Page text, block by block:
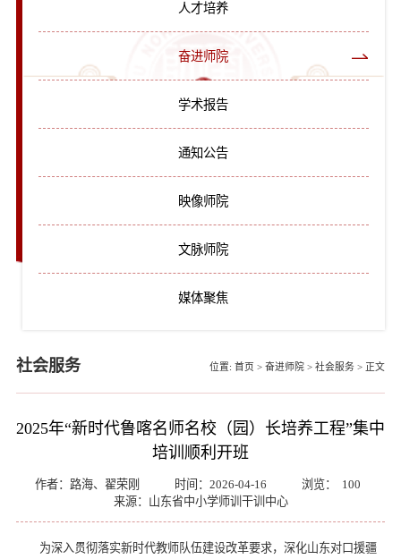
人才培养
奋进师院
学术报告
通知公告
映像师院
文脉师院
媒体聚焦
社会服务 位置: 首页 > 奋进师院 > 社会服务 > 正文
2025年“新时代鲁喀名师名校（园）长培养工程”集中
培训顺利开班
作者：路海、翟荣刚 时间：2026-04-16 浏览：
100
来源：山东省中小学师训干训中心
为深入贯彻落实新时代教师队伍建设改革要求，深化山东对口援疆